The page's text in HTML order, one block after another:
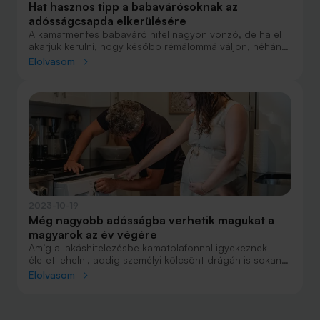
Hat hasznos tipp a babavárósoknak az
adósságcsapda elkerülésére
A kamatmentes babaváró hitel nagyon vonzó, de ha el
akarjuk kerülni, hogy később rémálommá váljon, néhány
tanácsot érdemes betartani. Ezekre a hitel igénylése
Elolvasom
Még nagyobb adósságba verhetik magukat a
magyarok az év végére
Amíg a lakáshitelezésbe kamatplafonnal igyekeznek
életet lehelni, addig személyi kölcsönt drágán is sokan
vesznek fel. A folytatódó jegybanki kamatcsökkentések
Elolvasom